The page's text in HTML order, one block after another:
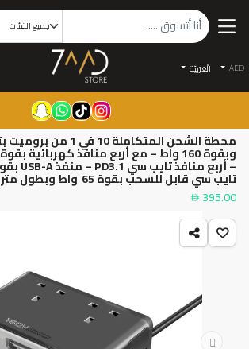
AED الْعَرَبيّة
تايب سي قابل للسحب بقوة 65 واط وبطول متر | PowerBrix-160 |
395.00